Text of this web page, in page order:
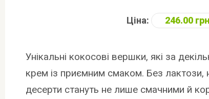
Ціна: 246.00 грн
Унікальні кокосові вершки, які за
крем із приємним смаком. Без лактози,
десерти стануть не лише смачними й